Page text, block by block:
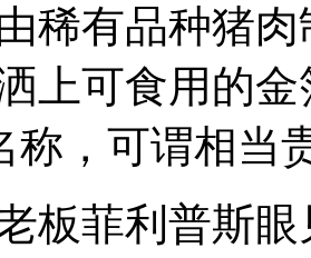
稀有品种猪
上可食用的金
称，可谓相当
菲利普斯眼